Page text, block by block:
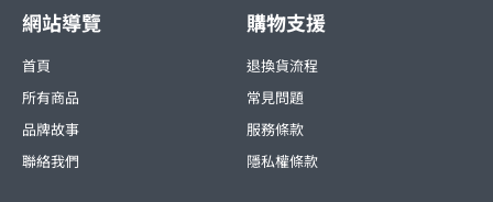
k
-
r
a
m
網站導覽
首頁
所有商品
品牌故事
聯絡我們
購物支援
退換貨流程
常見問題
服務條款
隱私權條款